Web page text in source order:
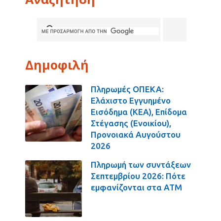
Δημοφιλή
Πληρωμές ΟΠΕΚΑ:
Ελάχιστο Εγγυημένο
Εισόδημα (ΚΕΑ), Επίδομα
Στέγασης (Ενοικίου),
Προνοιακά Αυγούστου
2026
Πληρωμή των συντάξεων
Σεπτεμβρίου 2026: Πότε
εμφανίζονται στα ΑΤΜ